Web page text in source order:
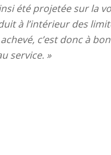
été projetée sur la
à l’intérieur des
c’est donc à
service. »